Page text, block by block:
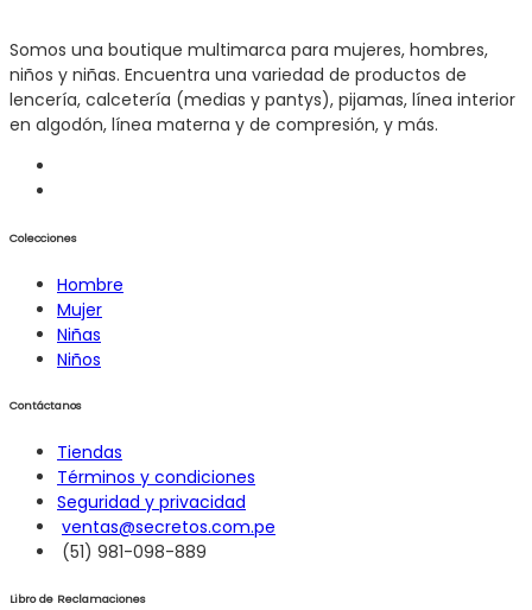
Somos una boutique multimarca para mujeres, hombres,
niños y niñas. Encuentra una variedad de productos de
lencería, calcetería (medias y pantys), pijamas, línea interior
en algodón, línea materna y de compresión, y más.
Colecciones
Hombre
Mujer
Niñas
Niños
Contáctanos
Tiendas
Términos y condiciones
Seguridad y privacidad
ventas@secretos.com.pe
(51) 981-098-889
Libro de Reclamaciones